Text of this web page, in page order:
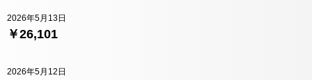
￥26,101
2026年5月13日
2026年5月12日